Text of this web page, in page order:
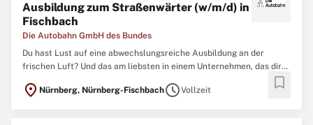
Ausbildung zum Straßenwärter (w/m/d) in
Fischbach
Die Autobahn GmbH des Bundes
Du hast Lust auf eine abwechslungsreiche Ausbildung an der
frischen Luft? Und das am liebsten in einem Unternehmen, das dir
jede Menge Benefits rund um eine gute Ausbildung bietet? Dann
werde Teil unseres Teams und trage dazu bei, das 4. längste
location_on Nürnberg, Nürnberg-FischbachscheduleVollzeit bookmark